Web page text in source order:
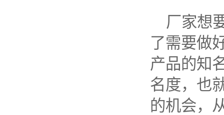
厂家想
了需要做
产品的知
名度，也
的机会，